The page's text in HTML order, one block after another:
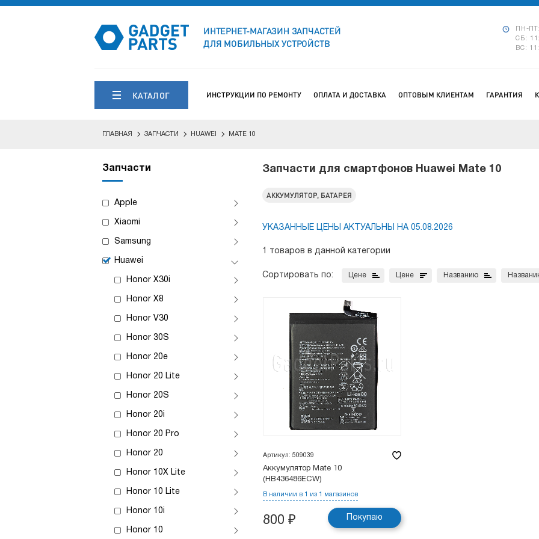
ИНТЕРНЕТ-МАГАЗИН ЗАПЧАСТЕЙ
ДЛЯ МОБИЛЬНЫХ УСТРОЙСТВ
ПН-
СБ:
ВС:
КАТАЛОГ ИНСТРУКЦИИ ПО РЕМОНТУ ОПЛАТА И ДОСТАВКА ОПТОВЫМ КЛИЕНТАМ ГАРАНТИЯ
ГЛАВНАЯ ЗАПЧАСТИ HUAWEI MATE 10
Запчасти
Apple
Xiaomi
Samsung
Huawei
Honor X30i
Honor X8
Honor V30
Honor 30S
Honor 20e
Honor 20 Lite
Honor 20S
Honor 20i
Honor 20 Pro
Honor 20
Honor 10X Lite
Honor 10 Lite
Honor 10i
Honor 10
Запчасти для смартфонов Huawei Mate 10
АККУМУЛЯТОР, БАТАРЕЯ
УКАЗАННЫЕ ЦЕНЫ АКТУАЛЬНЫ НА 05.08.2026
1 товаров в данной категории
Сортировать по: Цене Цене Названию
Артикул: 509039
Аккумулятор Mate 10
(HB436486ECW)
В наличии в 1 из 1 магазинов
800 ₽ Покупаю